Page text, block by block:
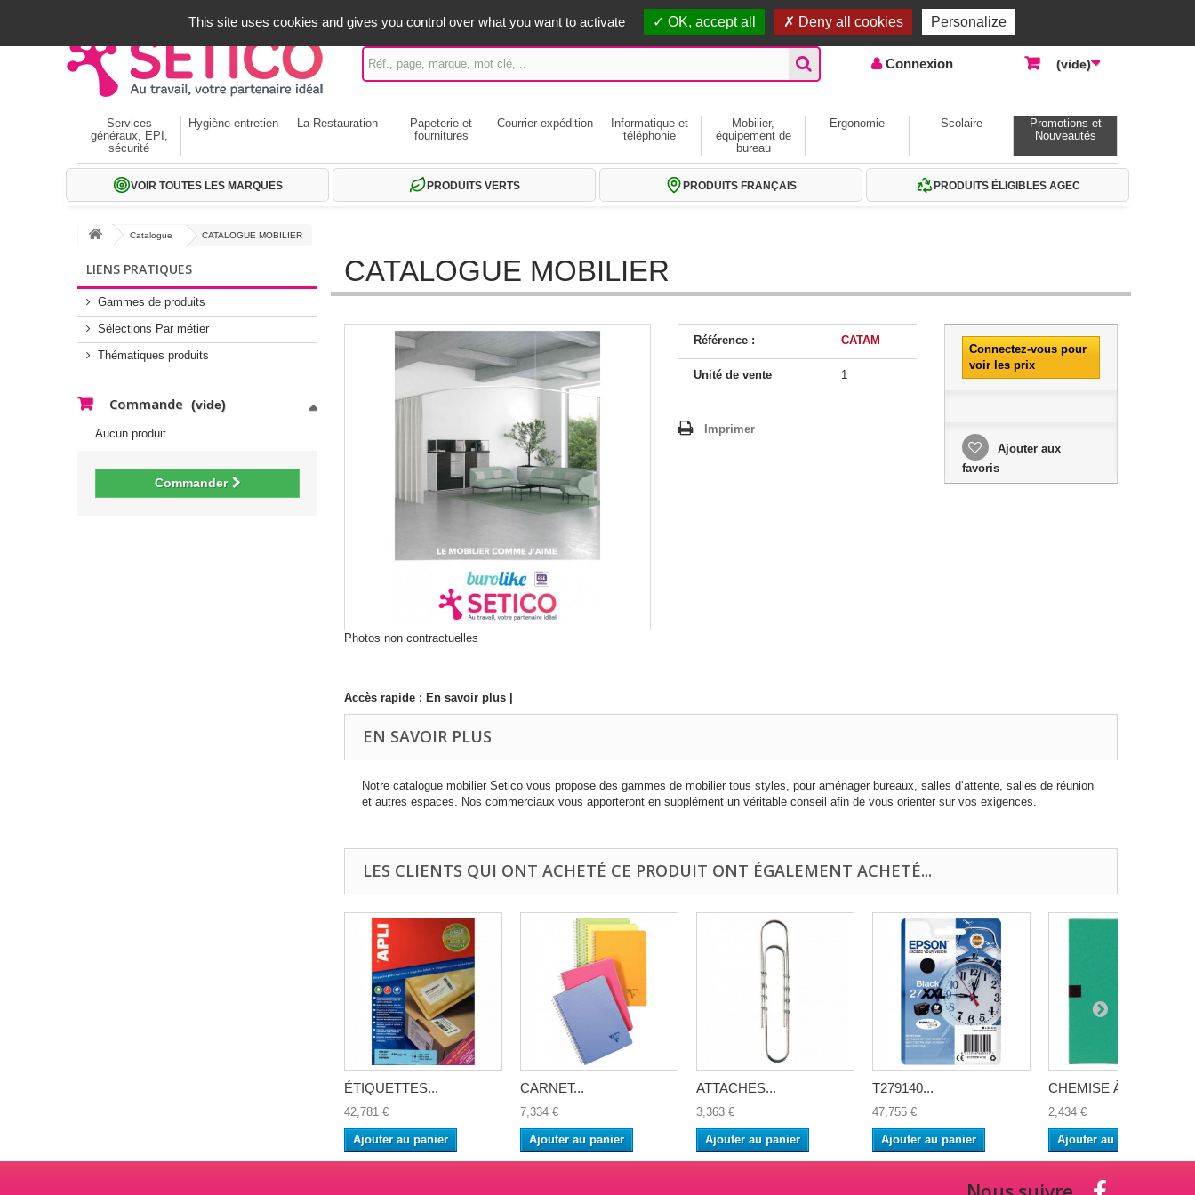
Accueil | Contactez-nous
Connexion (vide)
Services
généraux, EPI,
sécurité
Hygiène entretien La Restauration
Papeterie et
fournitures
Courrier expédition
Informatique et
téléphonie
Mobilier,
équipement de
bureau
Ergonomie Scolaire
Promotions et
Nouveautés
VOIR TOUTES LES MARQUES PRODUITS VERTS PRODUITS FRANÇAIS PRODUITS ÉLIGIBLES AGEC
Catalogue CATALOGUE MOBILIER
LIENS PRATIQUES
Gammes de produits
Sélections Par métier
Thématiques produits
Commande (vide)
Aucun produit
Commander
CATALOGUE MOBILIER
Photos non contractuelles
Référence : CATAM
Unité de vente 1
Imprimer
Connectez-vous pour
voir les prix
Ajouter aux
favoris
Accès rapide : En savoir plus
EN SAVOIR PLUS
Notre catalogue mobilier Setico vous propose des gammes de mobilier tous styles, pour aménager bureaux, salles d’attente, salles de réunion
et autres espaces. Nos commerciaux vous apporteront en supplément un véritable conseil afin de vous orienter sur vos exigences.
LES CLIENTS QUI ONT ACHETÉ CE PRODUIT ONT ÉGALEMENT ACHETÉ...
ÉTIQUETTES...
42,781 €
Ajouter au panier
CARNET...
7,334 €
Ajouter au panier
ATTACHES...
3,363 €
Ajouter au panier
T279140...
47,755 €
Ajouter au panier
CHEMISE À...
2,434 €
Ajouter au panier
This site uses cookies and gives you control over what you want to activate OK, accept all Deny all cookies Personalize